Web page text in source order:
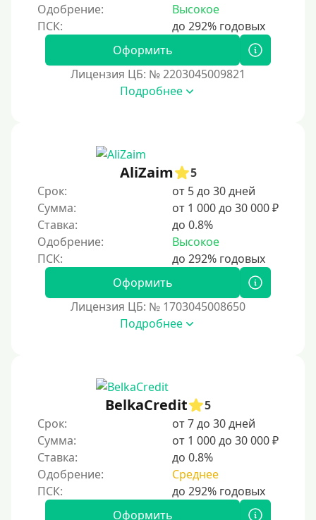
На полгода
180 дней
5 лет
Краткосрочные
Долгосрочные
Принятие решения
За 1 минуту
За 15 минут
За час
Срочные
Моментальные онлайн
Одобрение:
Высокое
Оформить
Лицензия ЦБ: № 2203045009821
Подробнее
AliZaim
5
Срок:
от 5 до 30 дней
Сумма:
от 1 000 до 30 000 ₽
Ставка:
до 0.8%
Одобрение:
Высокое
Оформить
Лицензия ЦБ: № 1703045008650
Подробнее
BelkaCredit
5
Срок:
от 7 до 30 дней
Сумма:
от 1 000 до 30 000 ₽
Ставка:
до 0.8%
Одобрение:
Среднее
Оформить